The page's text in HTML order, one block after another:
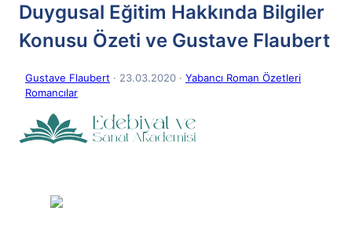
Duygusal Eğitim Hakkında Bilgiler
Konusu Özeti ve Gustave Flaubert
Gustave Flaubert · 23.03.2020 · Yabancı Roman Özetleri
Romancılar